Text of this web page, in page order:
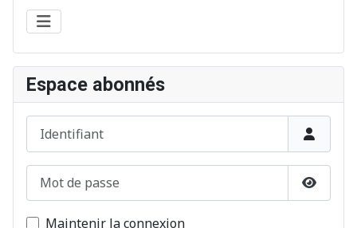
Espace abonnés
Identifiant
Mot de passe
Maintenir la connexion